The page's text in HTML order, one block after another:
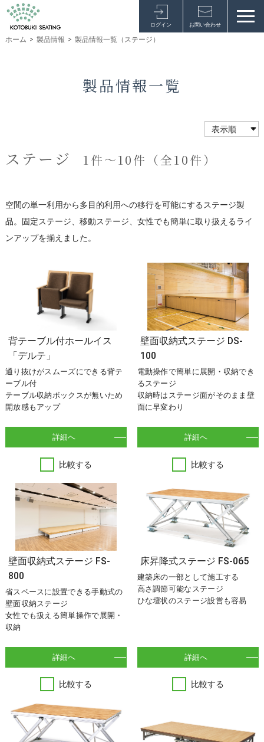
ログイン お問い合わせ
ホーム > 製品情報 > 製品情報一覧（ステージ）
製品情報一覧
ステージ 1件～10件（全10件）
空間の単一利用から多目的利用への移行を可能にするステージ製
品。固定ステージ、移動ステージ、女性でも簡単に取り扱えるライ
ンアップを揃えました。
背テーブル付ホールイス
「デルテ」
通り抜けがスムーズにできる背テ
ーブル付
テーブル収納ボックスが無いため
開放感もアップ
詳細へ
比較する
壁面収納式ステージ DS-
100
電動操作で簡単に展開・収納でき
るステージ
収納時はステージ面がそのまま壁
面に早変わり
詳細へ
比較する
壁面収納式ステージ FS-
800
省スペースに設置できる手動式の
壁面収納ステージ
女性でも扱える簡単操作で展開・
収納
詳細へ
比較する
床昇降式ステージ FS-065
建築床の一部として施工する
高さ調節可能なステージ
ひな壇状のステージ設営も容易
詳細へ
比較する